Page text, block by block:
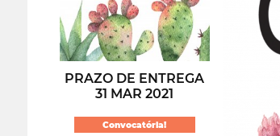
PRAZO DE ENTREGA
31 MAR 2021
Convocatória!